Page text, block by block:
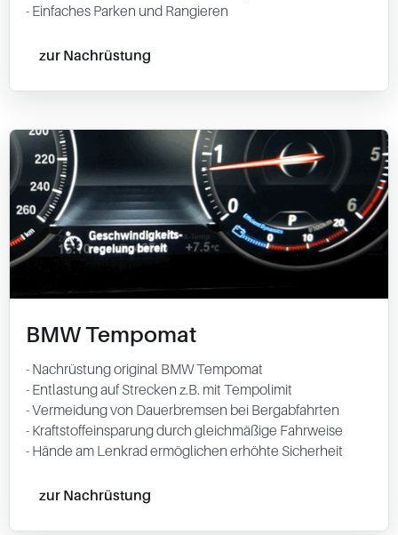
- Einfaches Parken und Rangieren
zur Nachrüstung
BMW Tempomat
- Nachrüstung original BMW Tempomat
- Entlastung auf Strecken z.B. mit Tempolimit
- Vermeidung von Dauerbremsen bei Bergabfahrten
- Kraftstoffeinsparung durch gleichmäßige Fahrweise
- Hände am Lenkrad ermöglichen erhöhte Sicherheit
zur Nachrüstung